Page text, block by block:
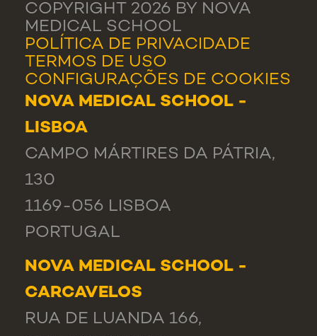
COPYRIGHT 2026 BY NOVA
MEDICAL SCHOOL
POLÍTICA DE PRIVACIDADE
TERMOS DE USO
CONFIGURAÇÕES DE COOKIES
NOVA MEDICAL SCHOOL -
LISBOA
CAMPO MÁRTIRES DA PÁTRIA,
130
1169-056 LISBOA
PORTUGAL
NOVA MEDICAL SCHOOL -
CARCAVELOS
RUA DE LUANDA 166,